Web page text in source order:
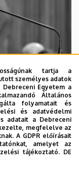
tartja a
személyes adatok
Egyetem a
Általános
folyamatait és
és adatvédelmi
adatait a Debreceni
megfelelve az
A GDPR előírásait
amelyet az
tájékoztató. DE